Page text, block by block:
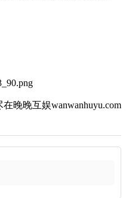
晚晚互娱wanwanhuyu.com